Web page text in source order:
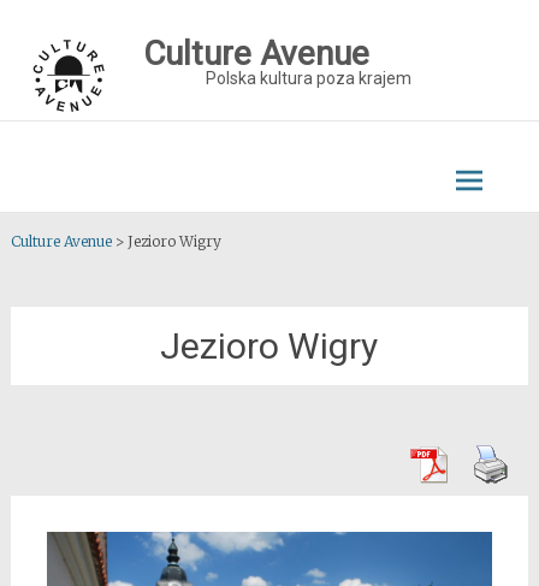
content
Culture Avenue
Polska kultura poza krajem
Culture Avenue> Jezioro Wigry
Jezioro Wigry